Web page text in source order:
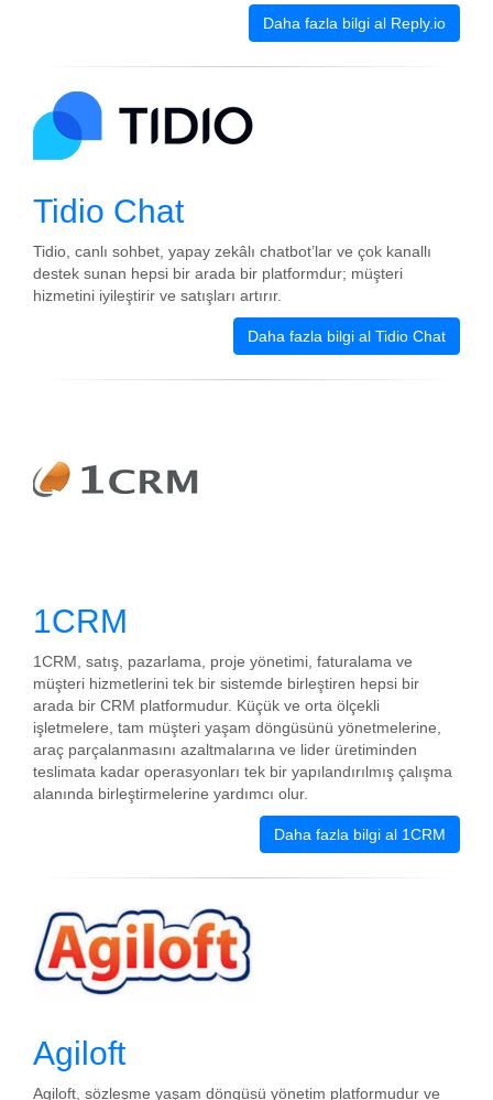
Daha fazla bilgi al Reply.io
Tidio Chat
Tidio, canlı sohbet, yapay zekâlı chatbot’lar ve çok kanallı
destek sunan hepsi bir arada bir platformdur; müşteri
hizmetini iyileştirir ve satışları artırır.
Daha fazla bilgi al Tidio Chat
1CRM
1CRM, satış, pazarlama, proje yönetimi, faturalama ve
müşteri hizmetlerini tek bir sistemde birleştiren hepsi bir
arada bir CRM platformudur. Küçük ve orta ölçekli
işletmelere, tam müşteri yaşam döngüsünü yönetmelerine,
araç parçalanmasını azaltmalarına ve lider üretiminden
teslimata kadar operasyonları tek bir yapılandırılmış çalışma
alanında birleştirmelerine yardımcı olur.
Daha fazla bilgi al 1CRM
Agiloft
Agiloft, sözleşme yaşam döngüsü yönetim platformudur ve